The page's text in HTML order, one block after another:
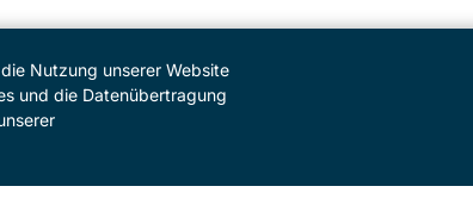
Nutzung unserer Website
und die Datenübertragung